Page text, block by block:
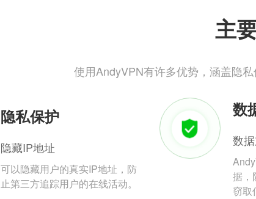
主
使用AndyVPN有许多优势，涵盖隐
隐私保护
隐藏IP地址
可以隐藏用户的真实IP地址，防
止第三方追踪用户的在线活动。
数
数
据，
窃取